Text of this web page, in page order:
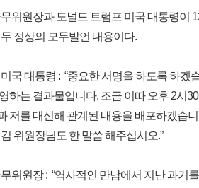
위원장과 도널드 트럼프 미국 대통령이
정상의 모두발언 내용이다.
국 대통령 : “중요한 서명을 하도록 하겠
하는 결과물입니다. 조금 이따 오후 2시
저를 대신해 관계된 내용을 배포하겠습
위원장님도 한 말씀 해주십시오.”
위원장 : “역사적인 만남에서 지난 과거